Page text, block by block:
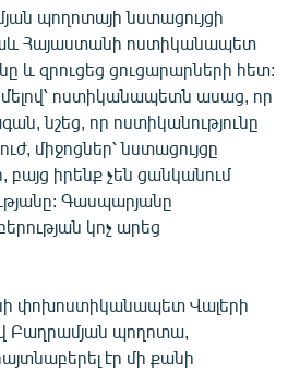
կայքերը
պողոտայի նստացույցի
Հայաստանի ոստիկանապետ
և զրուցեց ցուցարարների հետ:
ոստիկանապետն ասաց, որ
նշեց, որ ոստիկանությունը
միջոցներ՝ նստացույցը
բայց իրենք չեն ցանկանում
Գասպարյանը
կոչ արեց
փոխոստիկանապետ Վալերի
Բաղրամյան պողոտա,
էր մի քանի